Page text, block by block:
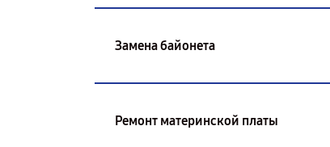
Замена байонета
Ремонт материнской платы